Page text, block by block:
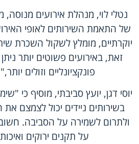
נטלי לוי, מנהלת אירועים
של התאמת השירותים לאופי
יוקרתיים, מומלץ לשקול השכרת
זאת, באירועים פשוטים יותר
פונקציונליים וזולים
יוסי דגן, יועץ סביבתי, מוסיף כי
בשירותים ניידים יכול לצמצם
ולתרום לשמירה על הסביבה.
על תקנים ירוקים